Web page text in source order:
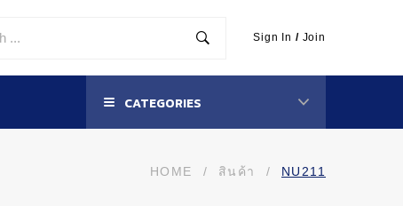
Sign In / Join
CATEGORIES
HOME / สินค้า / NU211